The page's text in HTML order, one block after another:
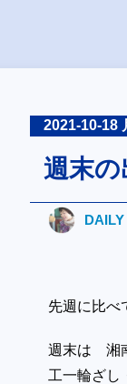
2021-10-18
週末
先週に比べ
週末は 湘
工一輪ざし